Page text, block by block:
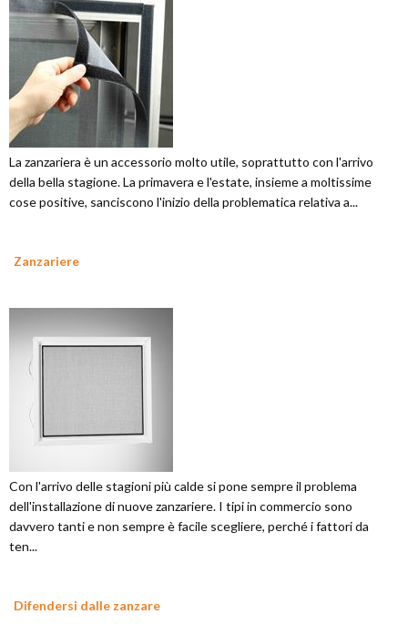
La zanzariera è un accessorio molto utile, soprattutto con l'arrivo
della bella stagione. La primavera e l'estate, insieme a moltissime
cose positive, sanciscono l'inizio della problematica relativa a...
Zanzariere
Con l'arrivo delle stagioni più calde si pone sempre il problema
dell'installazione di nuove zanzariere. I tipi in commercio sono
davvero tanti e non sempre è facile scegliere, perché i fattori da
ten...
Difendersi dalle zanzare